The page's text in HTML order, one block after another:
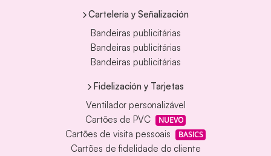
Cartelería y Señalización
Bandeiras publicitárias
Bandeiras publicitárias
Bandeiras publicitárias
Fidelización y Tarjetas
Ventilador personalizável
Cartões de PVC
NUEVO
Cartões de visita pessoais BASICS
Cartões de fidelidade do cliente